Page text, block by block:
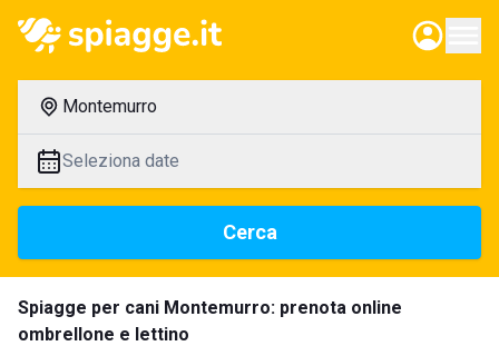
Montemurro
Seleziona date
Cerca
Spiagge per cani Montemurro: prenota online
ombrellone e lettino